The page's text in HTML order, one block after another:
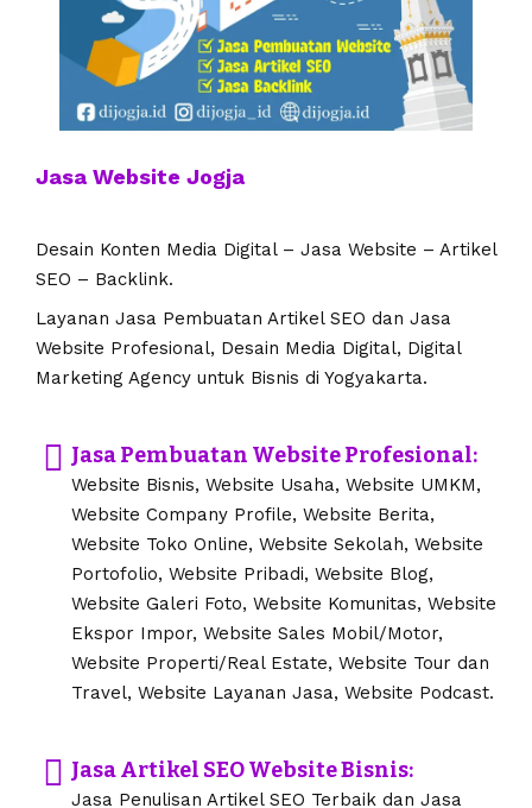
Jasa Website Jogja
Desain Konten Media Digital – Jasa Website – Artikel
SEO – Backlink.
Layanan Jasa Pembuatan Artikel SEO dan Jasa
Website Profesional, Desain Media Digital, Digital
Marketing Agency untuk Bisnis di Yogyakarta.
Jasa Pembuatan Website Profesional:
Website Bisnis, Website Usaha, Website UMKM,
Website Company Profile, Website Berita,
Website Toko Online, Website Sekolah, Website
Portofolio, Website Pribadi, Website Blog,
Website Galeri Foto, Website Komunitas, Website
Ekspor Impor, Website Sales Mobil/Motor,
Website Properti/Real Estate, Website Tour dan
Travel, Website Layanan Jasa, Website Podcast.
Jasa Artikel SEO Website Bisnis:
Jasa Penulisan Artikel SEO Terbaik dan Jasa